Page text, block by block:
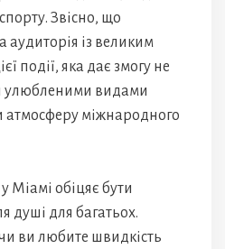
Звісно, що
із великим
події, яка дає змогу не
улюбленими видами
атмосферу міжнародного
Міамі обіцяє бути
душі для багатьох.
ви любите швидкість